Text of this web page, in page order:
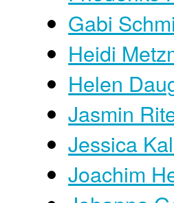
Gabi
Heidi
Helen
Jasmin
Jessica
Joachim